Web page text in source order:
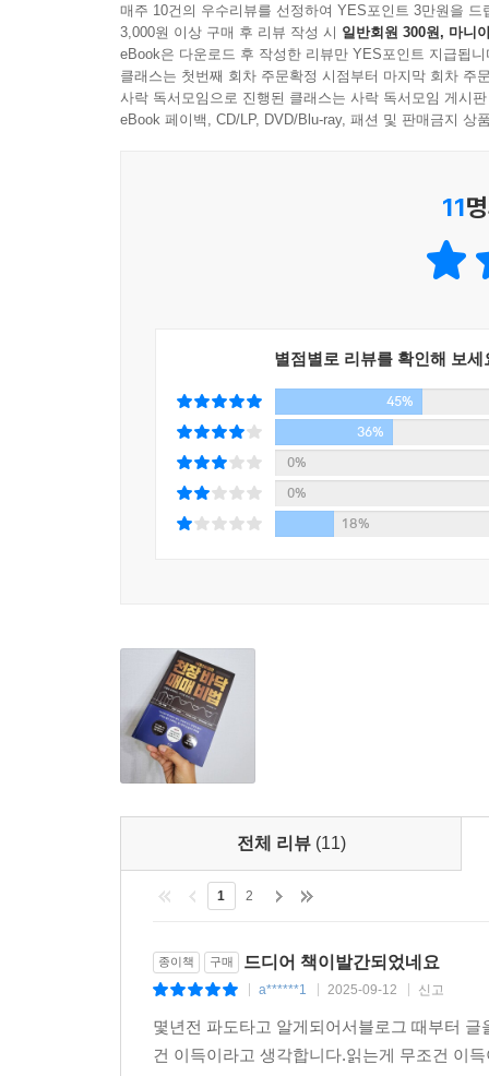
을 높은 이자로 매도해야 하는 역풍이 발생했기
된다. 관세 수입으로 부채를 갚겠다는 계획이 수포
---「7장 버핏2배랩의 우상향하는 투자 원칙」중에서
특히 2022년 10월 13일 S&P500의 바닥 구간을
도구라는 것을 입증한다. 또한 MACD, 다이버전
실전을 고루 갖춘 비법서라고 할 수 있다.
비트코인, 이더리움, TQQQ 등 고변동·고위험
전략서다. 뉴스나 감정에 흔들리지 않고, 근거 있
먼저 접한 구독자들의 쏟아지는 찬사!
인사이트가 정말 예술이다!
덕분에 조정장에서도 오히려 매수의 기회로 삼을
_한걸음씩
의심의 여지가 없는 전 세계 최고의 인사이트다!
매주 10건의 우수리뷰를 선정하여 YES포인트 3만원을 드
3,000원 이상 구매 후 리뷰 작성 시 일반회원 300원, 마니
eBook은 다운로드 후 작성한 리뷰만 YES포인트 지급됩니
클래스는 첫번째 회차 주문확정 시점부터 마지막 회차 주
사락 독서모임으로 진행된 클래스는 사락 독서모임 게시
eBook 페이백, CD/LP, DVD/Blu-ray, 패션 및 판매금지 상
11
별점별로 리뷰를 확인해 보세
45%
36%
0%
0%
18%
전체 리뷰 (11)
1 2
종이책 구매 드디어 책이발간되었네요
a******1 2025-09-12 신고
몇년전 파도타고 알게되어서블로그 때부터
건 이득이라고 생각합니다.읽는게 무조건 이